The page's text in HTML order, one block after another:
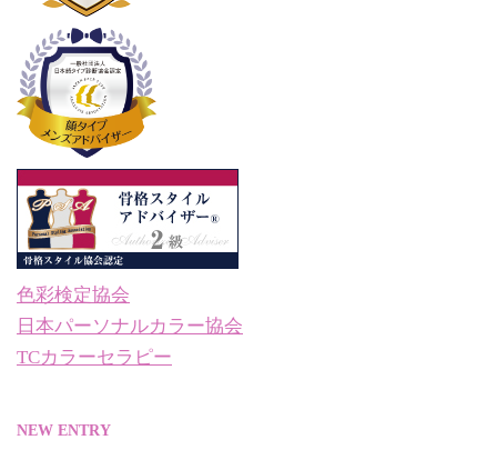
色彩検定協会
日本パーソナルカラー協会
TCカラーセラピー
NEW ENTRY